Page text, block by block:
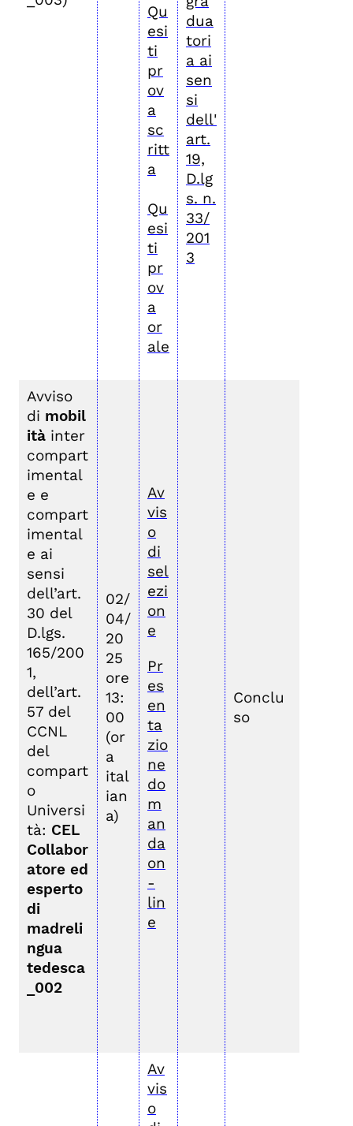
Qu
esi
ti
pr
ov
a
sc
ritt
a
Qu
esi
ti
pr
ov
a
or
ale
dua
tori
a ai
sen
si
dell'
art.
19,
D.lg
s. n.
33/
201
3
Avviso
di mobil
ità inter
compart
imental
e e
compart
imental
e ai
sensi
dell’art.
30 del
D.lgs.
165/200
1,
dell’art.
57 del
CCNL
del
compart
o
Universi
tà: CEL
Collabor
atore ed
esperto
di
madreli
ngua
tedesca
_002
02/
04/
20
25
ore
13:
00
(or
a
ital
ian
a)
Av
vis
o
di
sel
ezi
on
e
Pr
es
en
ta
zio
ne
do
m
an
da
on
-
lin
e
Conclu
so
Av
vis
o